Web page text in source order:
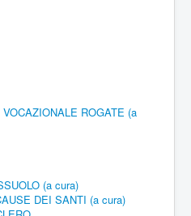
ROGATE (a
(a cura)
DEI SANTI (a cura)